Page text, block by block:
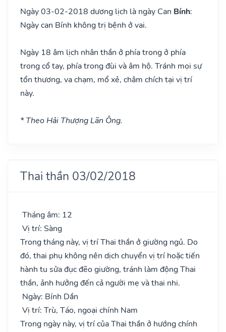
Ngày 03-02-2018 dương lịch là ngày Can Bính:
Ngày can Bính không trị bệnh ở vai.
Ngày 18 âm lịch nhân thần ở phía trong ở phía
trong cổ tay, phía trong đùi và âm hộ. Tránh mọi sự
tổn thương, va chạm, mổ xẻ, châm chích tại vị trí
này.
* Theo Hải Thượng Lãn Ông.
Thai thần 03/02/2018
Tháng âm: 12
Vị trí: Sàng
Trong tháng này, vị trí Thai thần ở giường ngủ. Do
đó, thai phụ không nên dịch chuyển vị trí hoặc tiến
hành tu sửa đục đẽo giường, tránh làm động Thai
thần, ảnh hưởng đến cả người mẹ và thai nhi.
Ngày: Bính Dần
Vị trí: Trù, Táo, ngoại chính Nam
Trong ngày này, vị trí của Thai thần ở hướng chính